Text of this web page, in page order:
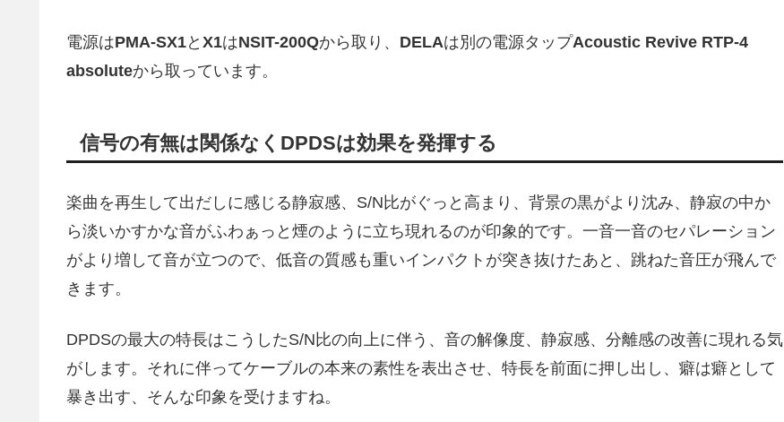
電源はPMA-SX1と X1はNSIT-200Qから取り、 DELAは別の電源タップAcoustic Revive RTP-4
absoluteから取っています。
信号の有無は関係なくDPDSは効果を発揮する
楽曲を再生して出だしに感じる静寂感、S/N比がぐっと高まり、背景の黒がより沈み、静寂の中か
ら淡いかすかな音がふわぁっと煙のように立ち現れるのが印象的です。一音一音のセパレーション
がより増して音が立つので、低音の質感も重いインパクトが突き抜けたあと、跳ねた音圧が飛んで
きます。
DPDSの最大の特長はこうしたS/N比の向上に伴う、音の解像度、静寂感、分離感の改善に現れる気
がします。それに伴ってケーブルの本来の素性を表出させ、特長を前面に押し出し、癖は癖として
暴き出す、そんな印象を受けますね。